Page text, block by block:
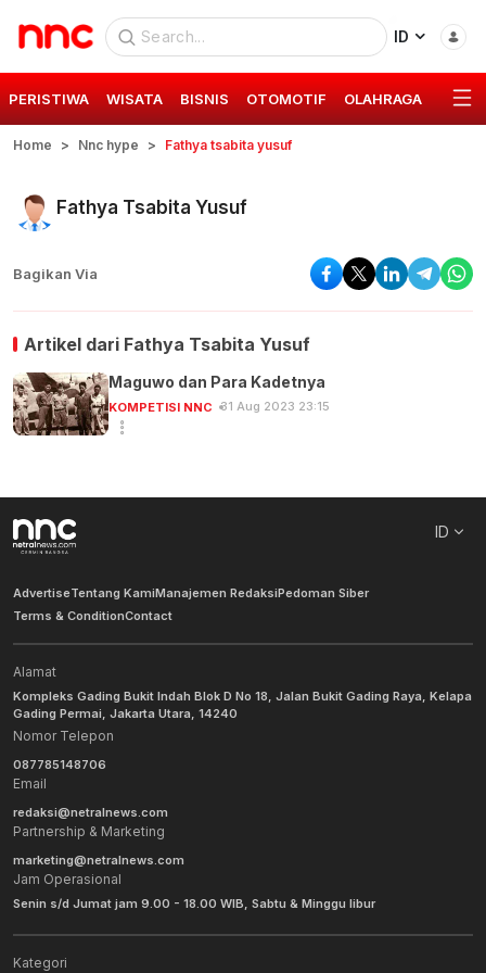
ID
PERISTIWA WISATA BISNIS OTOMOTIF OLAHRAGA GAYA
Home Nnc hype Fathya tsabita yusuf
Fathya Tsabita Yusuf
Bagikan Via
Artikel dari Fathya Tsabita Yusuf
Maguwo dan Para Kadetnya
KOMPETISI NNC 31 Aug 2023 23:15
ID
AdvertiseTentang KamiManajemen RedaksiPedoman Siber
Terms & ConditionContact
Alamat
Kompleks Gading Bukit Indah Blok D No 18, Jalan Bukit Gading Raya, Kelapa
Gading Permai, Jakarta Utara, 14240
Nomor Telepon
087785148706
Email
redaksi@netralnews.com
Partnership & Marketing
marketing@netralnews.com
Jam Operasional
Senin s/d Jumat jam 9.00 - 18.00 WIB, Sabtu & Minggu libur
Kategori